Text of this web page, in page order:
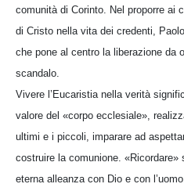
comunità di Corinto. Nel proporre ai
di Cristo nella vita dei credenti,
che pone al centro la liberazione da
scandalo.
Vivere l’Eucaristia nella verità
valore del «corpo ecclesiale»,
ultimi e i piccoli, imparare ad
costruire la comunione.
eterna alleanza con Dio e con